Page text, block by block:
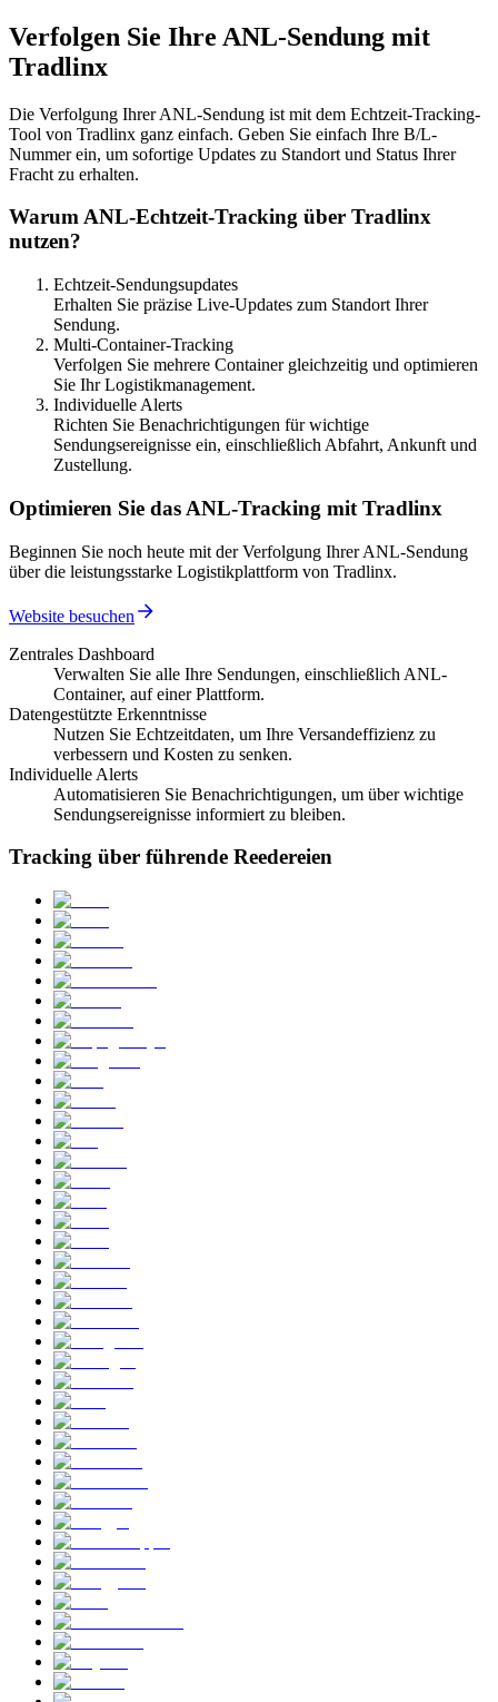
Verfolgen Sie Ihre ANL-Sendung mit
Tradlinx
Die Verfolgung Ihrer ANL-Sendung ist mit dem Echtzeit-Tracking-
Tool von Tradlinx ganz einfach. Geben Sie einfach Ihre B/L-
Nummer ein, um sofortige Updates zu Standort und Status Ihrer
Fracht zu erhalten.
Warum ANL-Echtzeit-Tracking über Tradlinx
nutzen?
Echtzeit-Sendungsupdates
Erhalten Sie präzise Live-Updates zum Standort Ihrer
Sendung.
Multi-Container-Tracking
Verfolgen Sie mehrere Container gleichzeitig und optimieren
Sie Ihr Logistikmanagement.
Individuelle Alerts
Richten Sie Benachrichtigungen für wichtige
Sendungsereignisse ein, einschließlich Abfahrt, Ankunft und
Zustellung.
Optimieren Sie das ANL-Tracking mit Tradlinx
Beginnen Sie noch heute mit der Verfolgung Ihrer ANL-Sendung
über die leistungsstarke Logistikplattform von Tradlinx.
Website besuchen
Zentrales Dashboard
Verwalten Sie alle Ihre Sendungen, einschließlich ANL-
Container, auf einer Plattform.
Datengestützte Erkenntnisse
Nutzen Sie Echtzeitdaten, um Ihre Versandeffizienz zu
verbessern und Kosten zu senken.
Individuelle Alerts
Automatisieren Sie Benachrichtigungen, um über wichtige
Sendungsereignisse informiert zu bleiben.
Tracking über führende Reedereien